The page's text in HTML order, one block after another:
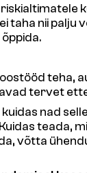
taha nii palju
teha,
tervet
nad
teada,
võtta